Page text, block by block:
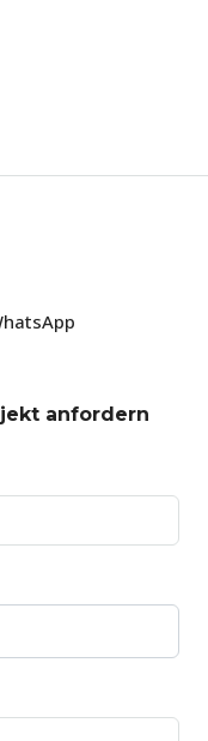
anfordern